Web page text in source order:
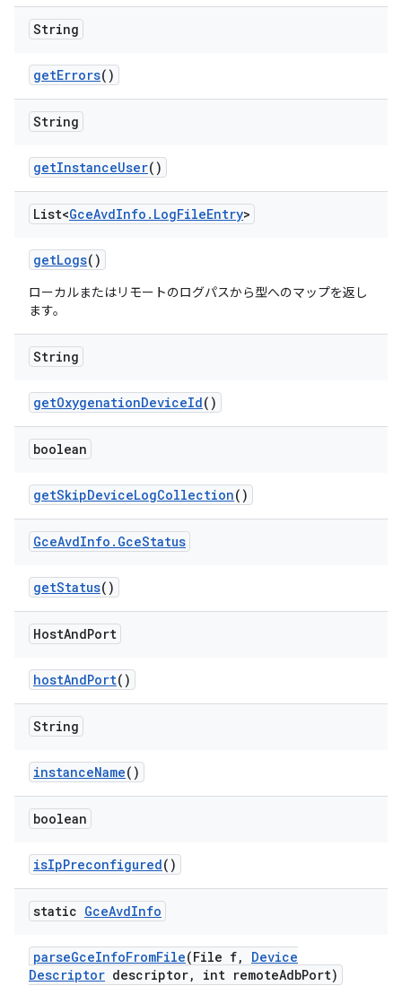
String
getErrors()
String
getInstanceUser()
List<GceAvdInfo . LogFileEntry>
getLogs()
ローカルまたはリモートのログパスから型へのマップを返し
ます。
String
getOxygenationDeviceId()
boolean
getSkipDeviceLogCollection()
GceAvdInfo . GceStatus
getStatus()
HostAndPort
hostAndPort()
String
instanceName()
boolean
isIpPreconfigured()
static GceAvdInfo
parseGceInfoFromFile(File f,
Device
Descriptor descriptor, int remoteAdbPort)